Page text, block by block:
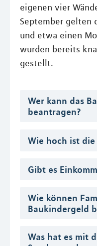
eigenen vier
September gelten
und etwa einen
wurden bereits
gestellt.
Wer kann das
beantragen?
Wie hoch ist
Gibt es
Wie können
Baukindergeld
Was hat es mit